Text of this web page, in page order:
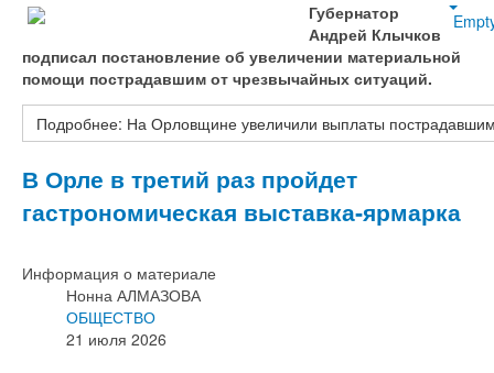
Губернатор
Андрей Клычков
подписал постановление об увеличении материальной
помощи пострадавшим от чрезвычайных ситуаций.
Подробнее: На Орловщине увеличили выплаты
В Орле в третий раз пройдет
гастрономическая выставка‑ярмарка
Информация о материале
Нонна АЛМАЗОВА
ОБЩЕСТВО
21 июля 2026